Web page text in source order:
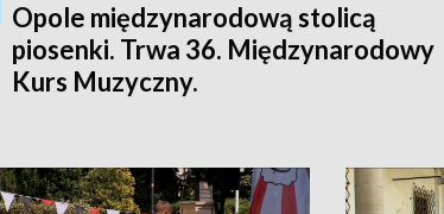
Opole międzynarodową stolicą
piosenki. Trwa 36. Międzynarodowy
Kurs Muzyczny.